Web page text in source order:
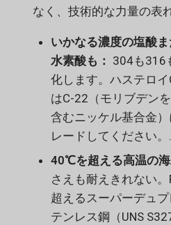
なく、技術的な力量の表
いかなる濃度の塩酸
水素酸も： 304も316
化します。ハステロ
はC-22（モリブデン
含むニッケル基合金
レードしてください。.
40℃を超える高温の海
さえも耐えきれない。
超えるスーパーデュ
テンレス鋼（UNS